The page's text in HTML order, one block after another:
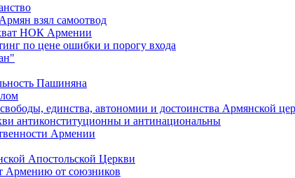
взял самоотвод
НОК Армении
по цене ошибки и порогу входа
Пашиняна
единства, автономии и достоинства Армянской
антиконституционны и антинациональны
Армении
Апостольской Церкви
Армению от союзников